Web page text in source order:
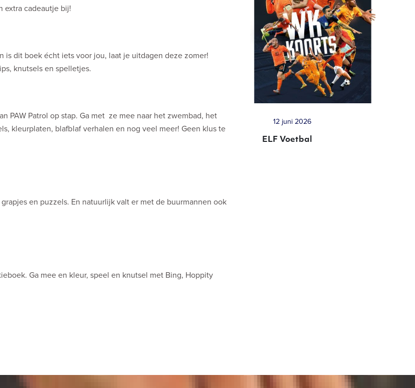
extra cadeautje bij!
is dit boek écht iets voor jou, laat je uitdagen deze zomer!
knutsels en spelletjes.
PAW Patrol op stap. Ga met ze mee naar het zwembad, het
kleurplaten, blafblaf verhalen en nog veel meer! Geen klus te
en puzzels. En natuurlijk valt er met de buurmannen ook
Ga mee en kleur, speel en knutsel met Bing, Hoppity
12 juni 2026
ELF Voetbal